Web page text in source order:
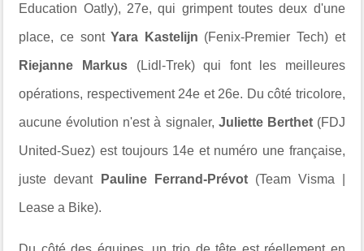
Education Oatly), 27e, qui grimpent toutes deux d'une
place, ce sontYara Kastelijn (Fenix-Premier Tech) et
Riejanne Markus (Lidl-Trek) qui font les meilleures
opérations, respectivement 24e et 26e. Du côté tricolore,
aucune évolution n'est à signaler, Juliette Berthet (FDJ
United-Suez) est toujours 14e et numéro une française,
juste devant Pauline Ferrand-Prévot (Team Visma |
Lease a Bike).